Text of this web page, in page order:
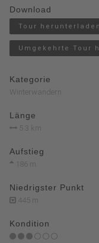
Download
Tour herunterladen
Umgekehrte Tour
Kategorie
Winterwandern
Länge
5.3 km
Aufstieg
186 m
Niedrigster Punkt
445 m
Kondition